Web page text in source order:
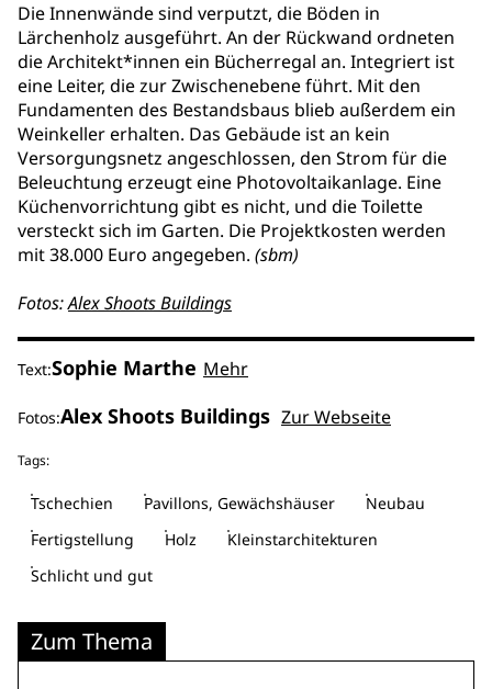
Die Innenwände sind verputzt, die Böden in
Lärchenholz ausgeführt. An der Rückwand ordneten
die Architekt*innen ein Bücherregal an. Integriert ist
eine Leiter, die zur Zwischenebene führt. Mit den
Fundamenten des Bestandsbaus blieb außerdem ein
Weinkeller erhalten. Das Gebäude ist an kein
Versorgungsnetz angeschlossen, den Strom für die
Beleuchtung erzeugt eine Photovoltaikanlage. Eine
Küchenvorrichtung gibt es nicht, und die Toilette
versteckt sich im Garten. Die Projektkosten werden
mit 38.000 Euro angegeben. (sbm)
Fotos:Alex Shoots Buildings
Text:Sophie Marthe Mehr
Fotos:Alex Shoots Buildings Zur Webseite
Tags:
Tschechien Pavillons, Gewächshäuser
Neubau
Fertigstellung
Holz
Kleinstarchitekturen
Schlicht und gut
Zum Thema